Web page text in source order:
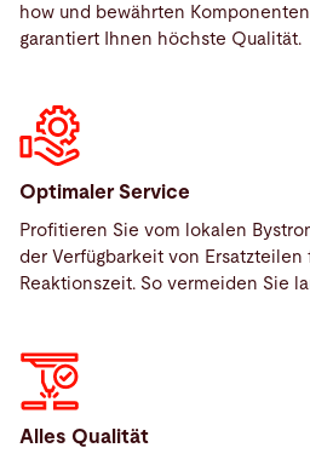
how und bewährten
garantiert Ihnen höchste Qualität.
Optimaler Service
Profitieren Sie vom lokalen
der Verfügbarkeit von
Reaktionszeit. So vermeiden Sie
Alles Qualität